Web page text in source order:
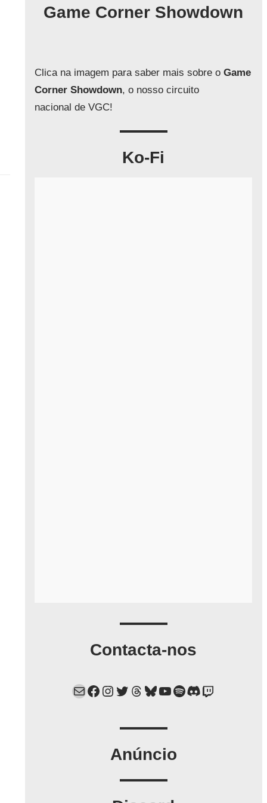
Game Corner Showdown
Clica na imagem para saber mais sobre oGame
Corner Showdown, o nosso circuito
nacional de VGC!
Ko-Fi
Contacta-nos
Mail Facebook Instagram Twitter Threads Bluesky YouTube Spotify Discord Twitch
Anúncio